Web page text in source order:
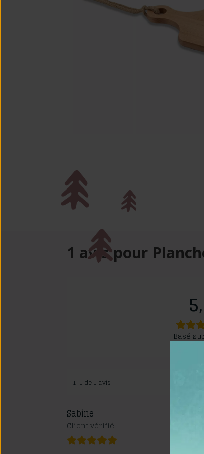
1 avis pour
Basé
1-1 de 1 avis
Sabine
Client vérifié